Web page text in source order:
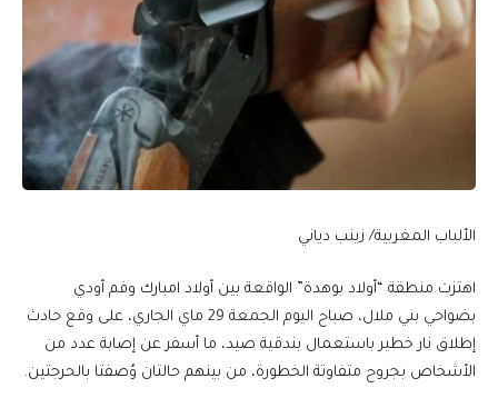
الألباب المغربية/ زينب دياني
اهتزت منطقة “أولاد بوهدة” الواقعة بين أولاد امبارك وفم أودي
بضواحي بني ملال، صباح اليوم الجمعة 29 ماي الجاري، على وقع حادث
إطلاق نار خطير باستعمال بندقية صيد، ما أسفر عن إصابة عدد من
الأشخاص بجروح متفاوتة الخطورة، من بينهم حالتان وُصفتا بالحرجتين.